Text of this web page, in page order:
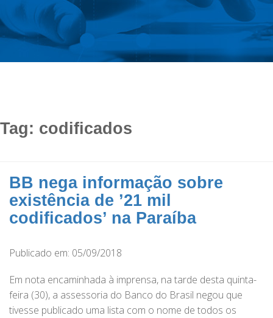
Tag: codificados
BB nega informação sobre
existência de ’21 mil
codificados’ na Paraíba
Publicado em: 05/09/2018
Em nota encaminhada à imprensa, na tarde desta quinta-
feira (30), a assessoria do Banco do Brasil negou que
tivesse publicado uma lista com o nome de todos os